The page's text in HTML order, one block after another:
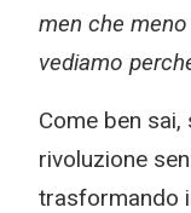
men che
vediamo
Come ben
rivoluzione
trasformando